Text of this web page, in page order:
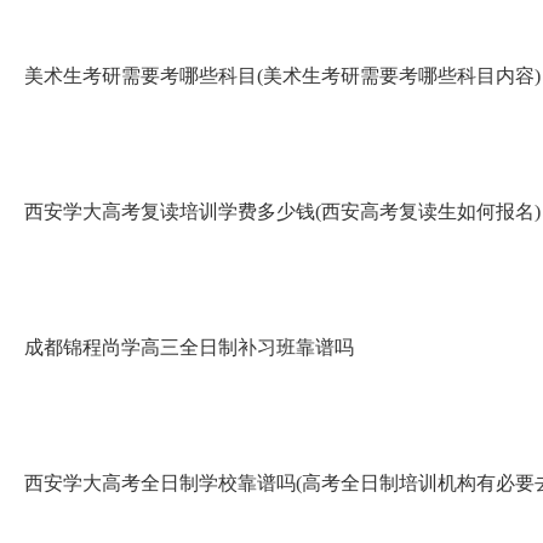
美术生考研需要考哪些科目(美术生考研需要考哪些科目内容)
西安学大高考复读培训学费多少钱(西安高考复读生如何报名)
成都锦程尚学高三全日制补习班靠谱吗
西安学大高考全日制学校靠谱吗(高考全日制培训机构有必要